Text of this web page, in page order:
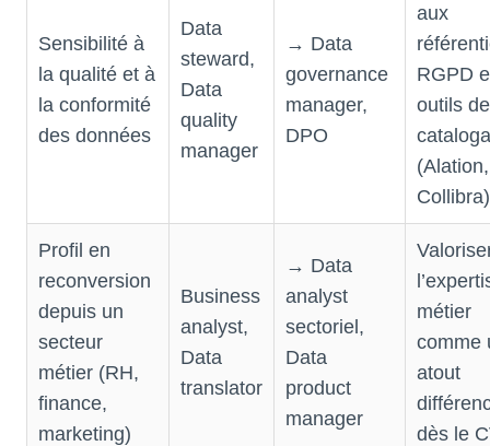
Sensibilité à
la qualité et à
la conformité
des données
Data
steward,
Data
quality
manager
→ Data
governance
manager,
DPO
aux
RGPD
outils de
(Alation,
Collibra)
Profil en
reconversion
depuis un
secteur
métier (RH,
finance,
marketing)
Business
analyst,
Data
translator
→ Data
analyst
sectoriel,
Data
product
manager
métier
comme
atout
dès le